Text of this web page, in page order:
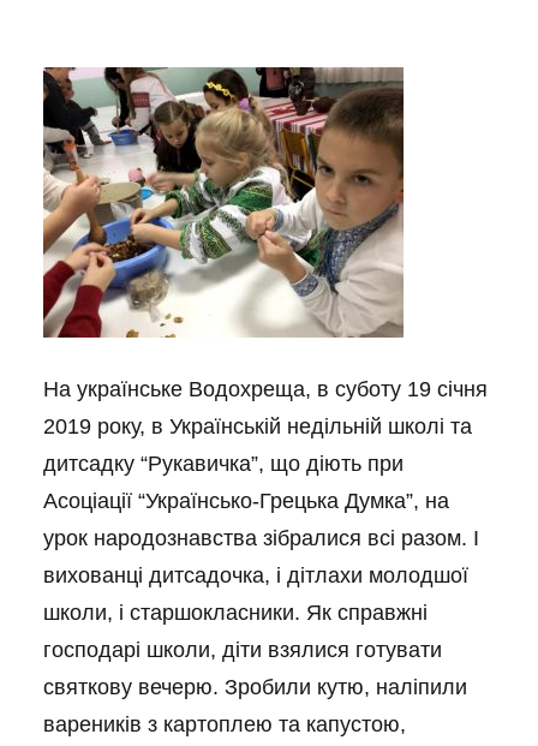
На українське Водохреща, в суботу 19 січня
2019 року, в Українській недільній школі та
дитсадку “Рукавичка”, що діють при
Асоціації “Українсько-Грецька Думка”, на
урок народознавства зібралися всі разом. І
вихованці дитсадочка, і дітлахи молодшої
школи, і старшокласники. Як справжні
господарі школи, діти взялися готувати
святкову вечерю. Зробили кутю, наліпили
вареників з картоплею та капустою,